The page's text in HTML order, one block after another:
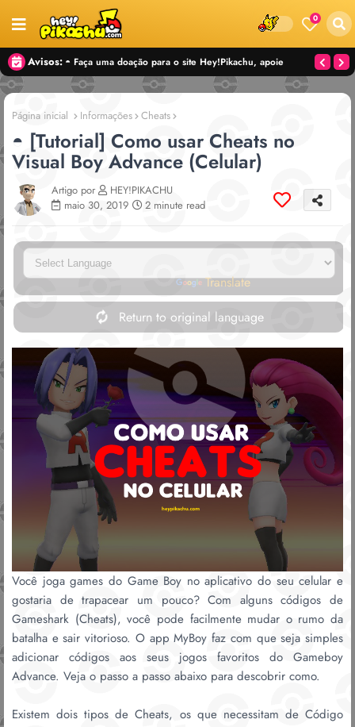
0
Avisos: ◓ Faça uma doação para o site Hey!Pikachu, apoie
nosso trabalho! — CHAVE PIX:
CONTATO@HEYPIKACHU.COM
Página inicial Informações Cheats
◓ [Tutorial] Como usar Cheats no
Visual Boy Advance (Celular)
Artigo por
HEY!PIKACHU
maio 30, 2019
2 minute read
Powered by
Translate
Return to original language
Você joga games do Game Boy no aplicativo do seu celular e
gostaria de trapacear um pouco? Com alguns códigos de
Gameshark (Cheats), você pode facilmente mudar o rumo da
batalha e sair vitorioso. O app MyBoy faz com que seja simples
adicionar códigos aos seus jogos favoritos do Gameboy
Advance. Veja o passo a passo abaixo para descobrir como.
Existem dois tipos de Cheats, os que necessitam de Código